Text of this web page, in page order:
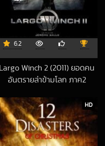
6.2
Largo Winch 2 (2011) ยอดคน
อันตรายล่าข้ามโลก ภาค2
HD